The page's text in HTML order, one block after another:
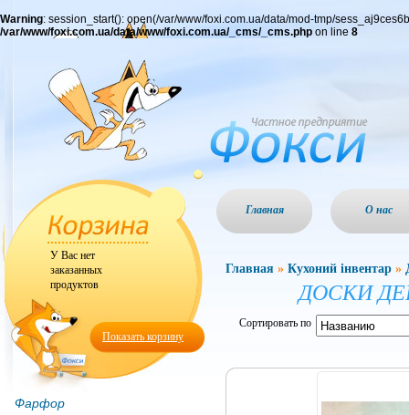
Warning: session_start(): open(/var/www/foxi.com.ua/data/mod-tmp/
/var/www/foxi.com.ua/data/www/foxi.com.ua/_cms/_cms.php on line 8
Показать корзину
У Вас нет
заказанных
продуктов
Фарфор
Главная О нас
Главная » Кухоний інвентар »
ДОСКИ
Сортировать по